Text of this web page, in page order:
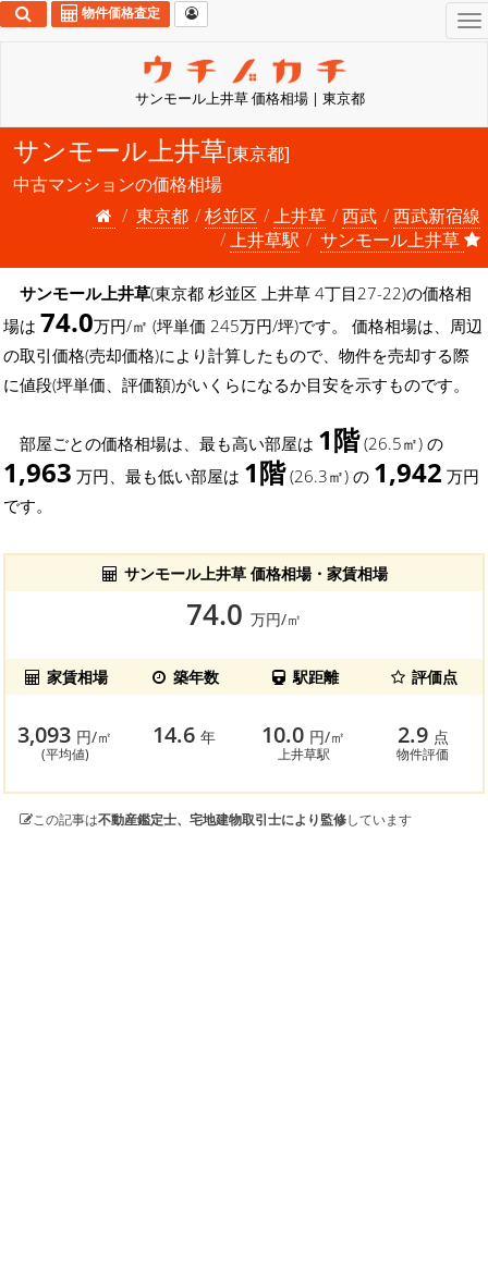
サンモール上井草 価格相場 | 東京都
物件価格査定
サンモール上井草[東京都]
中古マンションの価格相場
東京都
杉並区 上井草 西武
西武新宿線
上井草駅
サンモール上井草
サンモール上井草(東京都 杉並区 上井草 4丁目27-22)の価格相
場は 74.0万円/㎡ (坪単価 245万円/坪)です。 価格相場は、周辺
の取引価格(売却価格)により計算したもので、物件を売却する際
に値段(坪単価、評価額)がいくらになるか目安を示すものです。
部屋ごとの価格相場は、最も高い部屋は 1階(26.5㎡) の
1,963 万円、最も低い部屋は 1階(26.3㎡) の 1,942 万円
です。
サンモール上井草 価格相場・家賃相場
74.0 万円/㎡
家賃相場 築年数 駅距離 評価点
3,093 円/㎡
(平均値)
14.6年 10.0 円/㎡
上井草駅
2.9 点
物件評価
この記事は不動産鑑定士、宅地建物取引士により監修しています